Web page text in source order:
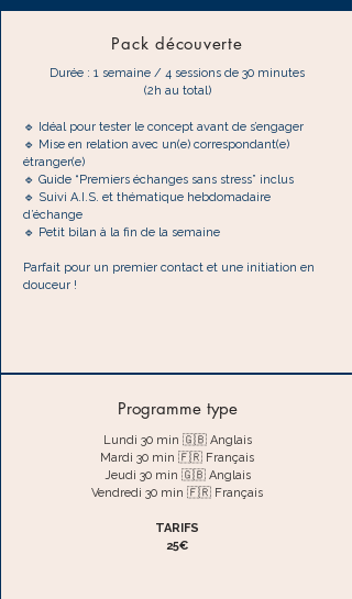
Pack découverte
Durée : 1 semaine / 4 sessions de 30 minutes
(2h au total)
🔹 Idéal pour tester le concept avant de s’engager
🔹 Mise en relation avec un(e) correspondant(e)
étranger(e)
🔹 Guide “Premiers échanges sans stress” inclus
🔹 Suivi A.I.S. et thématique hebdomadaire
d’échange
🔹 Petit bilan à la fin de la semaine
Parfait pour un premier contact et une initiation en
douceur !
Programme type
Lundi 30 min 🇬🇧 Anglais
Mardi 30 min 🇫🇷 Français
Jeudi 30 min 🇬🇧 Anglais
Vendredi 30 min 🇫🇷 Français
TARIFS
25€